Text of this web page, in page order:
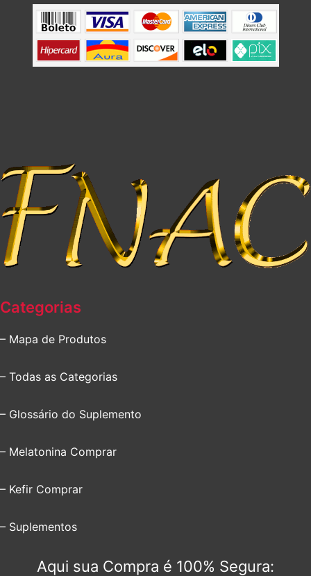
Categorias
– Mapa de Produtos
– Todas as Categorias
– Glossário do Suplemento
– Melatonina Comprar
– Kefir Comprar
– Suplementos
Aqui sua Compra é 100% Segura: